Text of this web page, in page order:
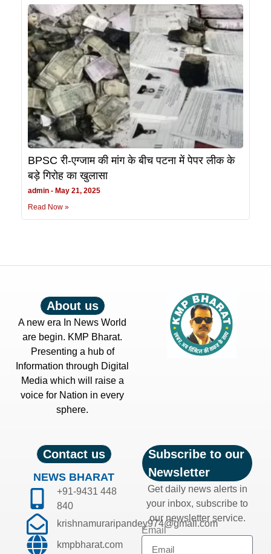
BPSC री-एग्जाम की मांग के बीच पटना में पेपर लीक के
बड़े गिरोह का खुलासा
admin
May 21, 2025
Read Now »
About us
A new era In News World
are begin. KMP Bharat.
Presenting a hub of
Information through Digital
Media which will raise a
voice for Nation in every
sphere.
Contact us
NEWS BHARAT
+91-9431 448
840
krishnamuraripandey974@gmail.com
kmpbharat.com
Subscribe to our
Newsletter
Get daily news alerts in
your inbox, subscribe to
our newsletter service.
Email